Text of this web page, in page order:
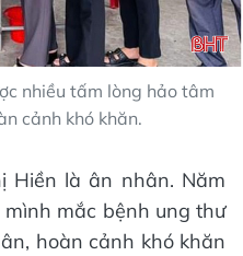
nhiều tấm lòng hảo tâm
cảnh khó khăn.
Hiền là ân nhân. Năm
mắc bệnh ung thư
hoàn cảnh khó khăn